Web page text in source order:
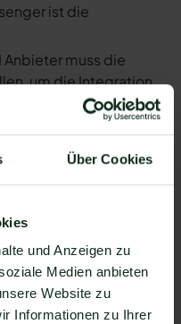
Über Cookies
und Anzeigen zu
Medien anbieten
Website zu
Informationen zu Ihrer
ist die
Anbieter muss die
um die Integration
alle Anbieter der
eine Integration
Zapier Integration
die Sie mit
Integration je nach
Schnittstelle
gültige